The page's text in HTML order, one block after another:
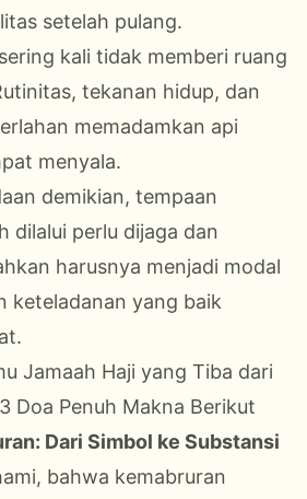
setelah pulang.
kali tidak memberi ruang
tekanan hidup, dan
memadamkan api
menyala.
demikian, tempaan
dilalui perlu dijaga dan
harusnya menjadi modal
keteladanan yang baik
Jamaah Haji yang Tiba dari
Doa Penuh Makna Berikut
Dari Simbol ke Substansi
bahwa kemabruran